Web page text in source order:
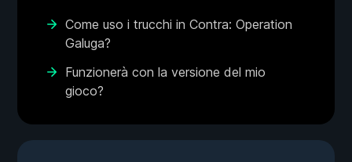
Come uso i trucchi in Contra: Operation
Galuga?
Funzionerà con la versione del mio
gioco?